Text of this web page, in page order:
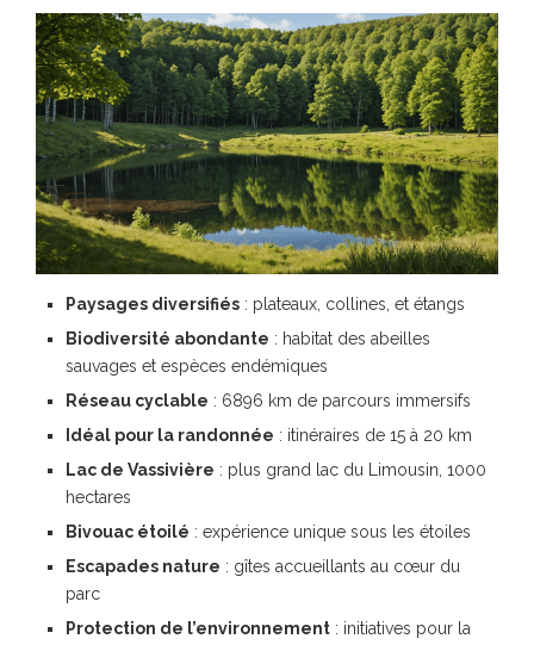
Paysages diversifiés : plateaux, collines, et étangs
Biodiversité abondante : habitat des abeilles
sauvages et espèces endémiques
Réseau cyclable : 6896 km de parcours immersifs
Idéal pour la randonnée : itinéraires de 15 à 20 km
Lac de Vassivière : plus grand lac du Limousin, 1000
hectares
Bivouac étoilé : expérience unique sous les étoiles
Escapades nature : gîtes accueillants au cœur du
parc
Protection de l’environnement : initiatives pour la